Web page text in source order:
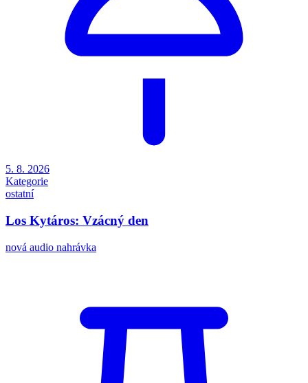
5. 8. 2026
Kategorie
ostatní
Los Kytáros: Vzácný den
nová audio nahrávka